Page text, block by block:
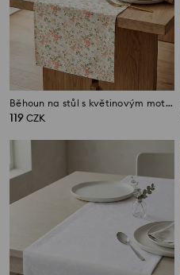
Běhoun na stůl s květinovým motivem
119 CZK